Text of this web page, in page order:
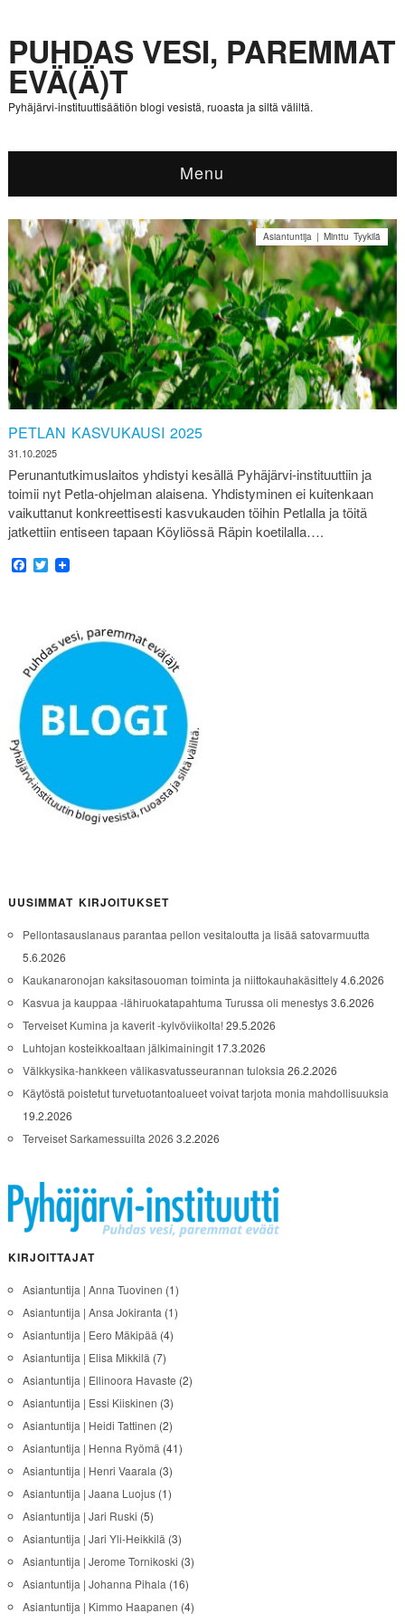
PUHDAS VESI, PAREMMAT
EVÄ(Ä)T
Pyhäjärvi-instituuttisäätiön blogi vesistä, ruoasta ja siltä väliltä.
Menu
PETLAN KASVUKAUSI 2025
31.10.2025
Asiantuntija | Minttu Tyykilä
Perunantutkimuslaitos yhdistyi kesällä Pyhäjärvi-instituuttiin ja
toimii nyt Petla-ohjelman alaisena. Yhdistyminen ei kuitenkaan
vaikuttanut konkreettisesti kasvukauden töihin Petlalla ja töitä
jatkettiin entiseen tapaan Köyliössä Räpin koetilalla….
Facebook
Twitter
UUSIMMAT KIRJOITUKSET
Pellontasauslanaus parantaa pellon vesitaloutta ja lisää satovarmuutta
5.6.2026
Kaukanaronojan kaksitasouoman toiminta ja niittokauhakäsittely4.6.2026
Kasvua ja kauppaa -lähiruokatapahtuma Turussa oli menestys3.6.2026
Terveiset Kumina ja kaverit -kylvöviikolta!29.5.2026
Luhtojan kosteikkoaltaan jälkimainingit 17.3.2026
Välkkysika-hankkeen välikasvatusseurannan tuloksia 26.2.2026
Käytöstä poistetut turvetuotantoalueet voivat tarjota monia mahdollisuuksia
19.2.2026
Terveiset Sarkamessuilta 2026 3.2.2026
KIRJOITTAJAT
Asiantuntija | Anna Tuovinen (1)
Asiantuntija | Ansa Jokiranta (1)
Asiantuntija | Eero Mäkipää (4)
Asiantuntija | Elisa Mikkilä (7)
Asiantuntija | Ellinoora Havaste (2)
Asiantuntija | Essi Kiiskinen (3)
Asiantuntija | Heidi Tattinen (2)
Asiantuntija | Henna Ryömä (41)
Asiantuntija | Henri Vaarala (3)
Asiantuntija | Jaana Luojus(1)
Asiantuntija | Jari Ruski (5)
Asiantuntija | Jari Yli-Heikkilä (3)
Asiantuntija | Jerome Tornikoski (3)
Asiantuntija | Johanna Pihala (16)
Asiantuntija | Kimmo Haapanen (4)